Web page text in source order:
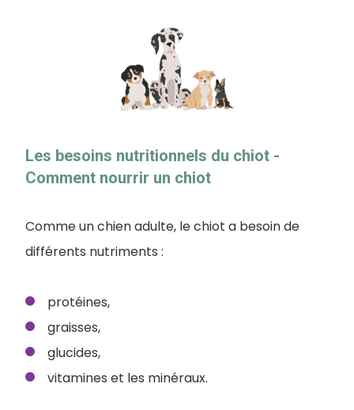
Les besoins nutritionnels du chiot -
Comment nourrir un chiot
Comme un chien adulte, le chiot a besoin de
différents nutriments :
protéines,
graisses,
glucides,
vitamines et les minéraux.